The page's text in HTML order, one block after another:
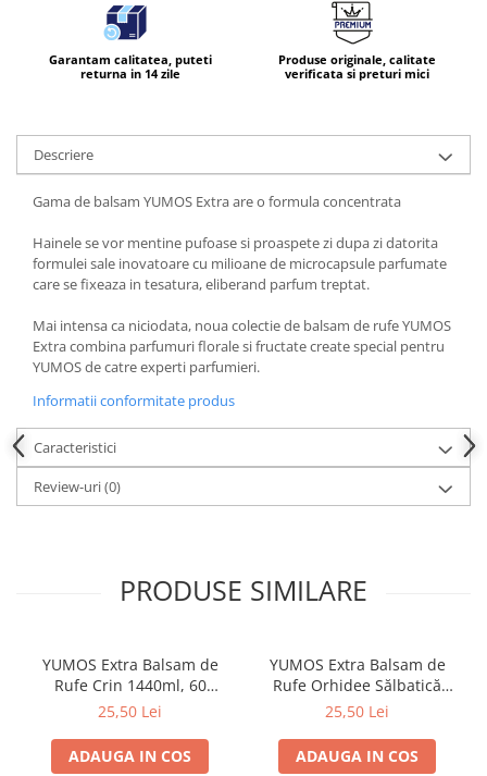
Garantam calitatea, puteti
returna in 14 zile
Produse originale, calitate
verificata si preturi mici
Descriere
Gama de balsam YUMOS Extra are o formula concentrata
Hainele se vor mentine pufoase si proaspete zi dupa zi datorita
formulei sale inovatoare cu milioane de microcapsule parfumate
care se fixeaza in tesatura, eliberand parfum treptat.
Mai intensa ca niciodata, noua colectie de balsam de rufe YUMOS
Extra combina parfumuri florale si fructate create special pentru
YUMOS de catre experti parfumieri.
Informatii conformitate produs
Caracteristici
Review-uri(0)
PRODUSE SIMILARE
YUMOS Extra Balsam de
Rufe Crin 1440ml, 60
spalari
25,50 Lei
ADAUGA IN COS
YUMOS Extra Balsam de
Rufe Orhidee Sălbatică
1440ml, 60 spalari
25,50 Lei
ADAUGA IN COS